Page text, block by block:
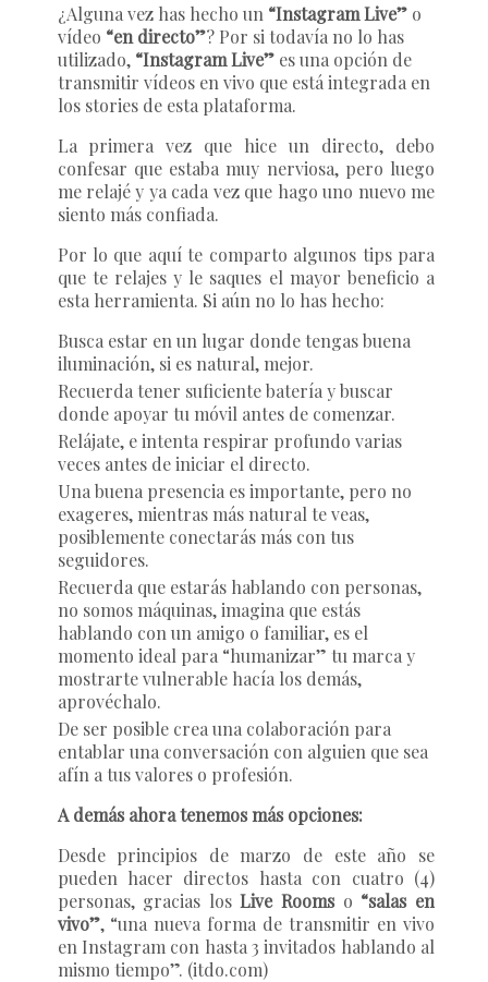
¿Alguna vez has hecho un “Instagram Live”o
vídeo “en directo”? Por si todavía no lo has
utilizado, “Instagram Live”es una opción de
transmitir vídeos en vivo que está integrada en
los stories de esta plataforma.
La primera vez que hice un directo, debo
confesar que estaba muy nerviosa, pero luego
me relajé y ya cada vez que hago uno nuevo me
siento más confiada.
Por lo que aquí te comparto algunos tips para
que te relajes y le saques el mayor beneficio a
esta herramienta. Si aún no lo has hecho:
Busca estar en un lugar donde tengas buena
iluminación, si es natural, mejor.
Recuerda tener suficiente batería y buscar
donde apoyar tu móvil antes de comenzar.
Relájate, e intenta respirar profundo varias
veces antes de iniciar el directo.
Una buena presencia es importante, pero no
exageres, mientras más natural te veas,
posiblemente conectarás más con tus
seguidores.
Recuerda que estarás hablando con personas,
no somos máquinas, imagina que estás
hablando con un amigo o familiar, es el
momento ideal para “humanizar” tu marca y
mostrarte vulnerable hacía los demás,
aprovéchalo.
De ser posible crea una colaboración para
entablar una conversación con alguien que sea
afín a tus valores o profesión.
A demás ahora tenemos más opciones:
Desde principios de marzo de este año se
pueden hacer directos hasta con cuatro (4)
personas, gracias losLive Rooms o “salas en
vivo”, “una nueva forma de transmitir en vivo
en Instagram con hasta 3 invitados hablando al
mismo tiempo”. (itdo.com)